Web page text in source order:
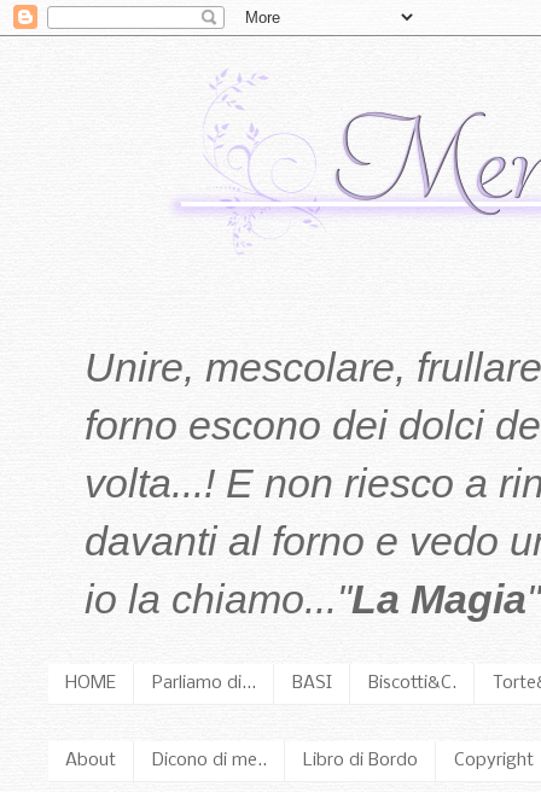
Unire, mescolare,
forno escono dei dolci
volta...! E non riesco a
davanti al forno e vedo
io la chiamo..."La Magia
HOME Parliamo di... BASI Biscotti&C.
About Dicono di me.. Libro di Bordo Copyright